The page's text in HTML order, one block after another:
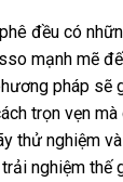
đều có
mạnh mẽ
pháp sẽ
trọn vẹn mà
thử nghiệm
nghiệm thế